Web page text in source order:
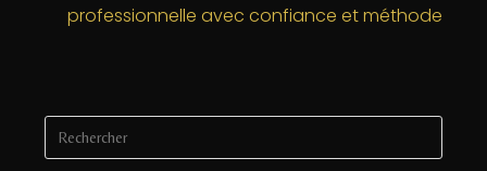
k
professionnelle avec confiance et méthode